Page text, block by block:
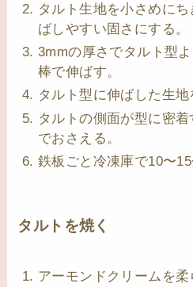
タルト生地を小さめに
ばしやすい固さにする。
3mmの厚さでタルト型
棒で伸ばす。
タルト型に伸ばした生地
タルトの側面が型に密
でおさえる。
鉄板ごと冷凍庫で10〜15
タルトを焼く
アーモンドクリームを